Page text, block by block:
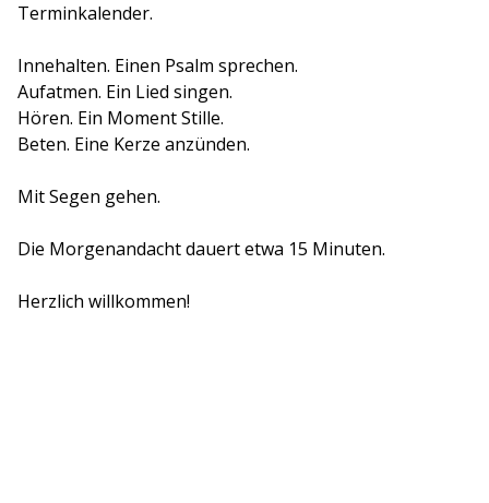
Terminkalender.
Innehalten. Einen Psalm sprechen.
Aufatmen. Ein Lied singen.
Hören. Ein Moment Stille.
Beten. Eine Kerze anzünden.
Mit Segen gehen.
Die Morgenandacht dauert etwa 15 Minuten.
Herzlich willkommen!